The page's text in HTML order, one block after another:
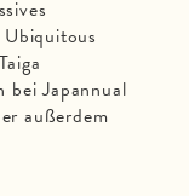
Japannual
außerdem